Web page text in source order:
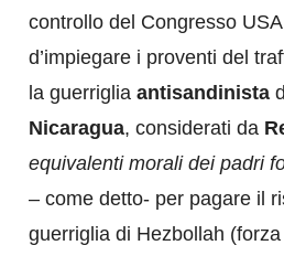
controllo del Congresso
d’impiegare i proventi del
la guerriglia antisandinista
Nicaragua, considerati da
equivalenti morali dei padri
– come detto- per pagare il
guerriglia di Hezbollah